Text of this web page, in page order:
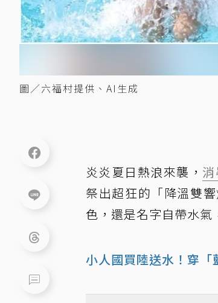
圖／六福村提供、AI生成
炎炎夏日熱浪來襲，
祭出超狂的「降溫雙
色，還是名字自帶水氣
小人國買陸送水！穿